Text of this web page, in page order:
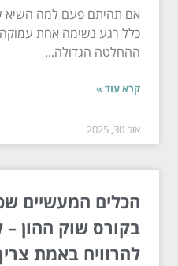
אם תהיתם פעם למה השיא
כלל רגע נשימה אחת
ההחלטה הגדולה...
קרא עוד »
אוק 30, 2025
הכלים המעשיים
בקורס שוק ההון
להרוויח באמת